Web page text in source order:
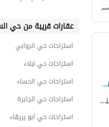
بيت راحة مكون من 4 غرف نوم للبيع في أبو كبير، المدينة المنورة
شارع المبارك بن الحسن الشهرزوري، حي أبو كبير، المدينة المنورة
عقارات قريبة من حي
استراحات حي الروابي
استراحات حي نبلاء
استراحات حي الحساء
استراحات حي الجابرة
استراحات حي أبو بريقاء